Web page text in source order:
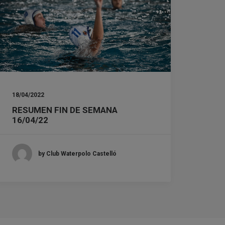
18/04/2022
RESUMEN FIN DE SEMANA
16/04/22
by Club Waterpolo Castelló